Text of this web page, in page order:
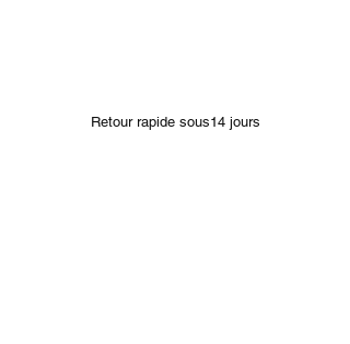
Retour rapide sous14 jours